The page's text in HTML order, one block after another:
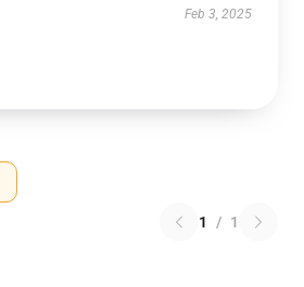
Feb 3, 2025
1 / 1